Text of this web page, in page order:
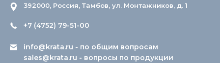
392000, Россия, Тамбов, ул. Монтажников, д. 1
+7 (4752) 79-51-00
info@krata.ru - по общим вопросам
sales@krata.ru - вопросы по продукции